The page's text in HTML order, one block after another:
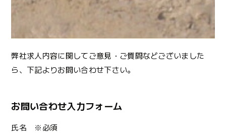
弊社求人内容に関してご意見・ご質問などございました
ら、下記よりお問い合わせ下さい。
お問い合わせ入力フォーム
氏名 ※必須